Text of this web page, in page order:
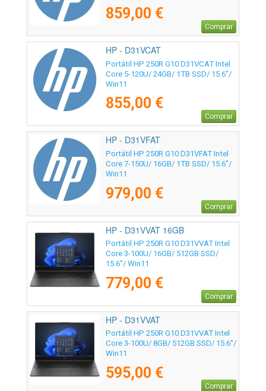
859,00 €
Comprar
HP - D31VCAT
Portátil HP 250R G10 D31VCAT Intel
Core 5-120U/ 24GB/ 1TB SSD/ 15.6"/
Win11
855,00 €
Comprar
HP - D31VFAT
Portátil HP 250R G10 D31VFAT Intel
Core 7-150U/ 16GB/ 1TB SSD/ 15.6"/
Win11
979,00 €
Comprar
HP - D31VVAT 16GB
Portátil HP 250R G10 D31VVAT Intel
Core 3-100U/ 16GB/ 512GB SSD/
15.6"/ Win11
779,00 €
Comprar
HP - D31VVAT
Portátil HP 250R G10 D31VVAT Intel
Core 3-100U/ 8GB/ 512GB SSD/ 15.6"/
Win11
595,00 €
Comprar